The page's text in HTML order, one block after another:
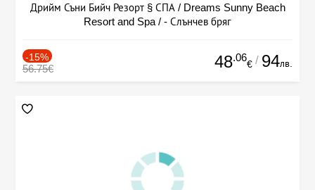
Дрийм Съни Бийч Резорт § СПА / Dreams Sunny Beach
Resort and Spa / - Слънчев бряг
-15%
56.75€ 48.06
€ / 94лв.